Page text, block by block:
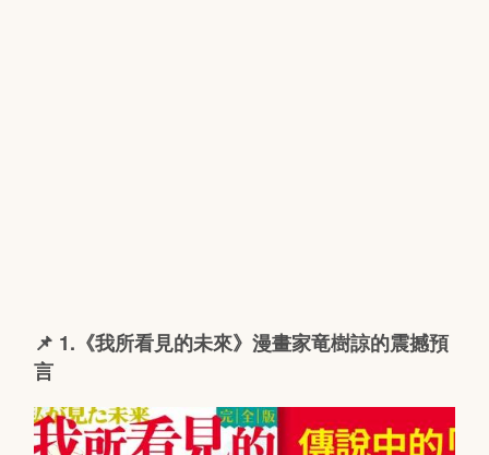
📌 1.《我所看見的未來》漫畫家竜樹諒的震撼預
言